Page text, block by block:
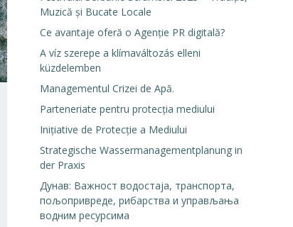
Muzică și Bucate Locale
Ce avantaje oferă o Agenție PR digitală?
A víz szerepe a klímaváltozás elleni
küzdelemben
Managementul Crizei de Apă.
Parteneriate pentru protecția mediului
Inițiative de Protecție a Mediului
Strategische Wassermanagementplanung in
der Praxis
Дунав: Важност водостаја, транспорта,
пољопривреде, рибарства и управљања
водним ресурсима